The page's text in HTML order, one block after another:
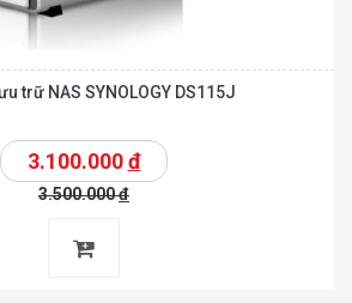
trữ NAS SYNOLOGY DS115J
3.100.000đ
3.500.000đ